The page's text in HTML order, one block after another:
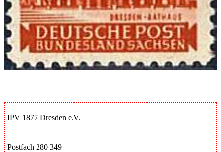
IPV 1877 Dresden e.V.
Postfach 280 349